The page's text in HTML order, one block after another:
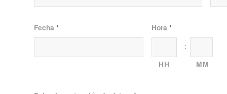
Fecha * Hora *
:
HH MM